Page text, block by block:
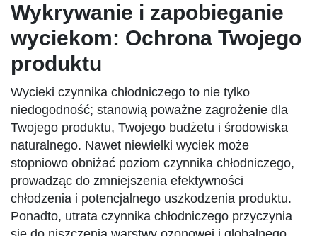
Wykrywanie i zapobieganie
wyciekom: Ochrona Twojego
produktu
Wycieki czynnika chłodniczego to nie tylko
niedogodność; stanowią poważne zagrożenie dla
Twojego produktu, Twojego budżetu i środowiska
naturalnego. Nawet niewielki wyciek może
stopniowo obniżać poziom czynnika chłodniczego,
prowadząc do zmniejszenia efektywności
chłodzenia i potencjalnego uszkodzenia produktu.
Ponadto, utrata czynnika chłodniczego przyczynia